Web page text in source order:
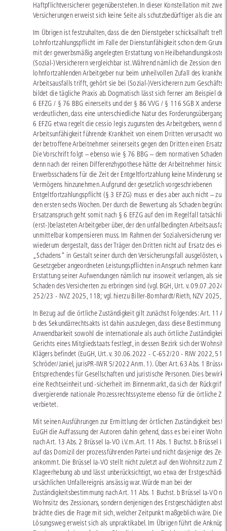
Haftpflichtversicherer gegenüberstehen. In dieser Konstellation mit zwei
Versicherungen erweist sich keine Seite als schutzbedürftiger als die
Im Übrigen ist festzuhalten, dass die den Dienstgeber schicksalhaft
Lohnfortzahlungspflicht im Falle der Dienstunfähigkeit schon dem
mit der gewerbsmäßig angelegten Erstattung von
(Sozial-)Versicherern vergleichbar ist. Während nämlich die Zession den
lohnfortzahlenden Arbeitgeber nur beim unheilvollen Zufall des
Arbeitsausfalls trifft, gehört sie bei (Sozial-)Versicherern zum
bildet die tägliche Praxis ab. Dogmatisch lässt sich ferner am Beispiel
6 EFZG / § 76 BBG einerseits und der § 86 VVG / § 116 SGB X
verdeutlichen, dass eine unterschiedliche Natur des
6 EFZG etwa regelt die cessio legis zugunsten des Arbeitgebers, wenn
Arbeitsunfähigkeit führende Krankheit von einem Dritten verursacht
der betroffene Arbeitnehmer seinerseits gegen den Dritten einen
Die Vorschrift folgt – ebenso wie § 76 BBG – dem normativen
denn nach der reinen Differenzhypothese hätte der Arbeitnehmer
Erwerbsschadens für die Zeit der Entgeltfortzahlung keine Minderung
Vermögens hinzunehmen. Aufgrund der gesetzlich vorgeschriebenen
Entgeltfortzahlungspflicht (§ 3 EFZG) muss er dies aber auch nicht –
den ersten sechs Wochen. Der durch die Bewertung als Schaden
Ersatzanspruch geht somit nach § 6 EFZG auf den im Regelfall
(erst-)belasteten Arbeitgeber über, der den unfallbedingten Arbeitsausfall
unmittelbar kompensieren muss. Im Rahmen der Sozialversicherung
wiederum dergestalt, dass der Träger den Dritten nicht auf Ersatz des
„Schadens“ in Gestalt seiner durch den Versicherungsfall ausgelösten,
Gesetzgeber angeordneten Leistungspflichten in Anspruch nehmen kann.
Erstattung seiner Aufwendungen nämlich nur insoweit verlangen, als sie
Schaden des Versicherten zu erbringen sind (vgl. BGH, Urt. v. 09.07.2024
252/23 - NVZ 2025, 118; vgl. hierzu Biller-Bomhardt/Rieth, NZV 2025,
In Bezug auf die örtliche Zuständigkeit gilt zunächst Folgendes: Art. 11
b des Sekundärrechtsakts ist dahin auszulegen, dass diese Bestimmung
Anwendbarkeit sowohl die internationale als auch örtliche Zuständigkeit
Gerichts eines Mitgliedstaats festlegt, in dessen Bezirk sich der Wohnsitz
Klägers befindet (EuGH, Urt. v. 30.06.2022 - C-652/20 - RIW 2022, 510
Schröder/Janiel, jurisPR-IWR 5/2022 Anm. 1). Über Art. 63 Abs. 1
Entsprechendes für Gesellschaften und juristische Personen. Dies
eine Rechtseinheit und -sicherheit im Binnenmarkt, da sich der Rückgriff
divergierende nationale Prozessrechtssysteme ebenso für die örtliche
verbietet.
Mit seinen Ausführungen zur Ermittlung der örtlichen Zuständigkeit
EuGH die Auffassung der Autoren dahin gehend, dass es bei einer
nach Art. 13 Abs. 2 Brüssel Ia-VO i.V.m. Art. 11 Abs. 1 Buchst. b Brüssel
auf das Domizil der prozessführenden Partei und nicht dasjenige des
ankommt. Die Brüssel Ia-VO stellt nicht zuletzt auf den Wohnsitz zum
Klageerhebung ab und lässt unberücksichtigt, wo etwa der
ursächlichen Unfallereignis ansässig war. Würde man bei der
Zuständigkeitsbestimmung nach Art. 11 Abs. 1 Buchst. b Brüssel Ia-VO
Wohnsitz des Zessionars, sondern denjenigen des Erstgeschädigten
brächte dies die Frage mit sich, welcher Zeitpunkt maßgeblich wäre.
Lösungsweg erweist sich als unpraktikabel. Im Übrigen führt die